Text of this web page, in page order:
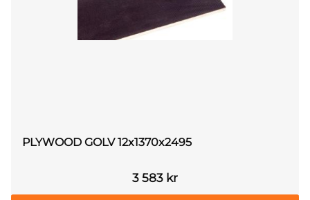
PLYWOOD GOLV 12x1370x2495
3 583 kr